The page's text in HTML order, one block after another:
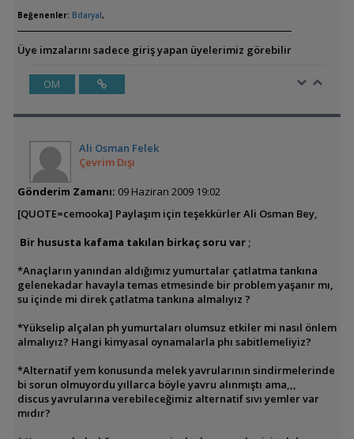
Beğenenler: Bdaryal,
Üye imzalarını sadece giriş yapan üyelerimiz görebilir
ÖM
Ali Osman Felek
Çevrim Dışı
Gönderim Zamanı: 09 Haziran 2009 19:02
[QUOTE=cemooka] Paylaşım için teşekkürler Ali Osman Bey,
Bir hususta kafama takılan birkaç soru var;
*Anaçların yanından aldığımız yumurtalar çatlatma tankına
gelenekadar havayla temas etmesinde bir problem yaşanır mı,
su içinde mi direk çatlatma tankına almalıyız ?
*Yükselip alçalan ph yumurtaları olumsuz etkiler mi nasıl önlem
almalıyız? Hangi kimyasal oynamalarla phı sabitlemeliyiz?
*Alternatif yem konusunda melek yavrularının sindirmelerinde
bi sorun olmuyordu yıllarca böyle yavru alınmıştı ama,,,
discus yavrularına verebileceğimiz alternatif sıvı yemler var
mıdır?